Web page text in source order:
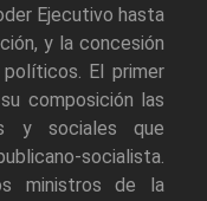
Ejecutivo hasta
y la concesión
El primer
composición las
y sociales que
socialista.
ministros de la